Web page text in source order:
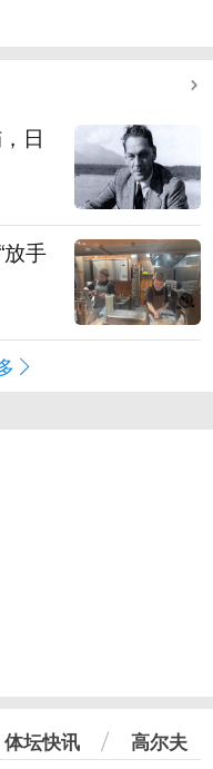
日
放手
体坛快讯 高尔夫